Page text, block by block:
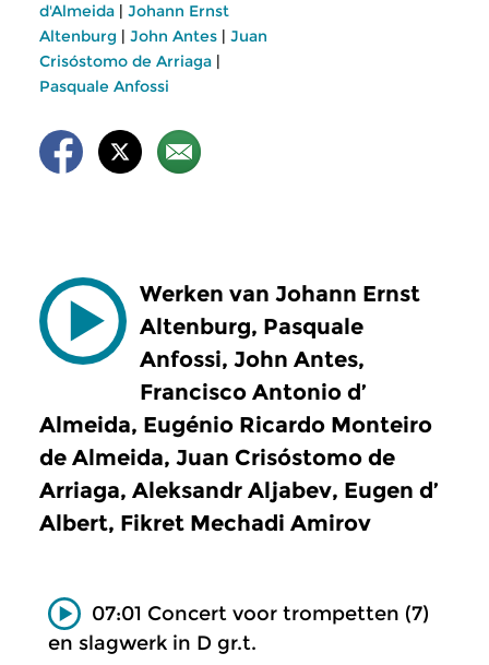
d'Almeida | Johann Ernst
Altenburg | John Antes | Juan
Crisóstomo de Arriaga |
Pasquale Anfossi
Werken van Johann Ernst
Altenburg, Pasquale
Anfossi, John Antes,
Francisco Antonio d’
Almeida, Eugénio Ricardo Monteiro
de Almeida, Juan Crisóstomo de
Arriaga, Aleksandr Aljabev, Eugen d’
Albert, Fikret Mechadi Amirov
07:01 Concert voor trompetten (7)
en slagwerk in D gr.t.